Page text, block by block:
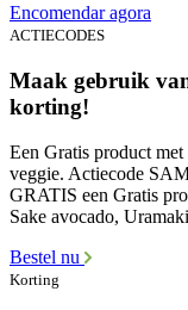
Encomendar agora
ACTIECODES
Maak gebruik
korting!
Een Gratis product
veggie. Actiecode
GRATIS een Gratis
Sake avocado,
Bestel nu
Korting